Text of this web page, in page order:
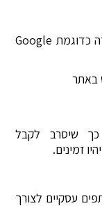
האתר עושה שימוש ב־Cookies ובכלי מדידה כדוגמת Google
באתר
שיסרב לקבל
עסקיים לצורך